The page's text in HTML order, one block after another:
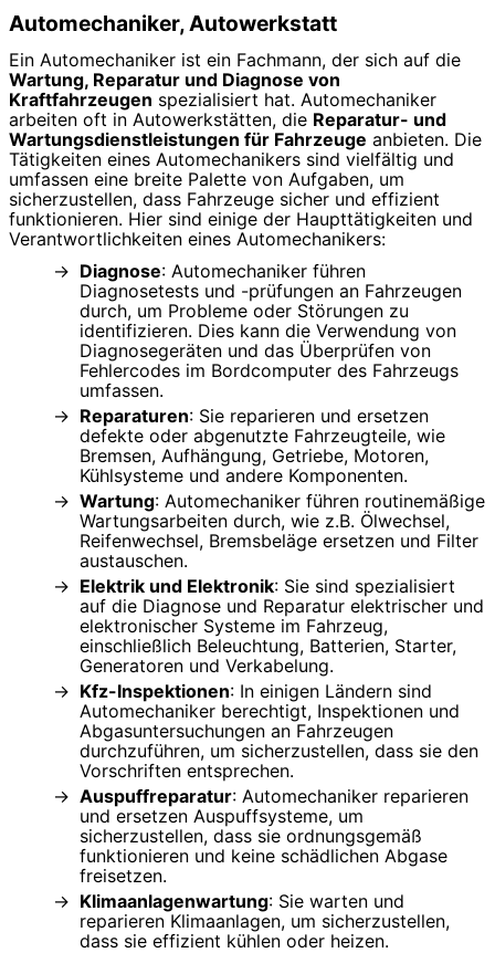
Automechaniker, Autowerkstatt
Ein Automechaniker ist ein Fachmann, der sich auf die
Wartung, Reparatur und Diagnose von
Kraftfahrzeugen spezialisiert hat. Automechaniker
arbeiten oft in Autowerkstätten, die Reparatur- und
Wartungsdienstleistungen für Fahrzeuge anbieten. Die
Tätigkeiten eines Automechanikers sind vielfältig und
umfassen eine breite Palette von Aufgaben, um
sicherzustellen, dass Fahrzeuge sicher und effizient
funktionieren. Hier sind einige der Haupttätigkeiten und
Verantwortlichkeiten eines Automechanikers:
Diagnose: Automechaniker führen
Diagnosetests und -prüfungen an Fahrzeugen
durch, um Probleme oder Störungen zu
identifizieren. Dies kann die Verwendung von
Diagnosegeräten und das Überprüfen von
Fehlercodes im Bordcomputer des Fahrzeugs
umfassen.
Reparaturen: Sie reparieren und ersetzen
defekte oder abgenutzte Fahrzeugteile, wie
Bremsen, Aufhängung, Getriebe, Motoren,
Kühlsysteme und andere Komponenten.
Wartung: Automechaniker führen routinemäßige
Wartungsarbeiten durch, wie z.B. Ölwechsel,
Reifenwechsel, Bremsbeläge ersetzen und Filter
austauschen.
Elektrik und Elektronik: Sie sind spezialisiert
auf die Diagnose und Reparatur elektrischer und
elektronischer Systeme im Fahrzeug,
einschließlich Beleuchtung, Batterien, Starter,
Generatoren und Verkabelung.
Kfz-Inspektionen: In einigen Ländern sind
Automechaniker berechtigt, Inspektionen und
Abgasuntersuchungen an Fahrzeugen
durchzuführen, um sicherzustellen, dass sie den
Vorschriften entsprechen.
Auspuffreparatur: Automechaniker reparieren
und ersetzen Auspuffsysteme, um
sicherzustellen, dass sie ordnungsgemäß
funktionieren und keine schädlichen Abgase
freisetzen.
Klimaanlagenwartung: Sie warten und
reparieren Klimaanlagen, um sicherzustellen,
dass sie effizient kühlen oder heizen.